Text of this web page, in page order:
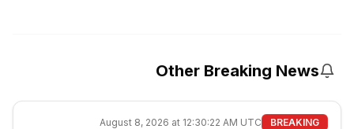
Other Breaking News
BREAKING
August 8, 2026 at 12:30:22 AM UTC